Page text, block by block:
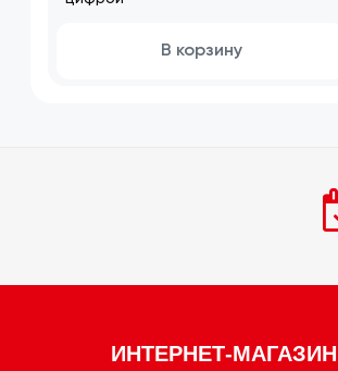
В корзину
ИНТЕРНЕТ-МАГАЗИН